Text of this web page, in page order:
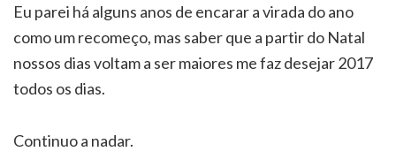
Eu parei há alguns anos de encarar a virada do ano
como um recomeço, mas saber que a partir do Natal
nossos dias voltam a ser maiores me faz desejar 2017
todos os dias.
Continuo a nadar.